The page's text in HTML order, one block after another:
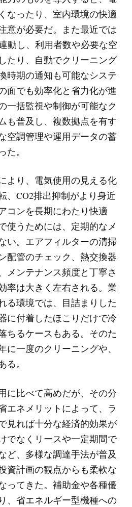
なったり、室内環境の快適
意が必要だ。また最近では
動し、利用者数や必要な空
たり、自動でクリーニング
時期の通知も可能なシステ
面でも効率化と省力化が進
一括監視や制御が可能なク
も普及し、複数拠点を有す
空調管理や運用データの蓄
。
より、電気使用の見える化
、CO2排出抑制がより身近
コンを長期にわたり快適
使うためには、定期的なメ
い。エアフィルターの清掃
配管のチェック、熱交換器
メンテナンス頻度と丁寧さ
率は大きく左右される。業
る環境では、目詰まりした
に付着したほこりだけで冷
ちるケースもある。そのた
に一度のクリーニングや、
。
に比べて高めだが、その分
エネメリットによって、ラ
見れば十分な経済的効果が
でなくリースや一定期間で
ど、多様な調達手法が普及
資計画の観点からも柔軟な
ってきた。補助金や各種優
、省エネルギー型機種への